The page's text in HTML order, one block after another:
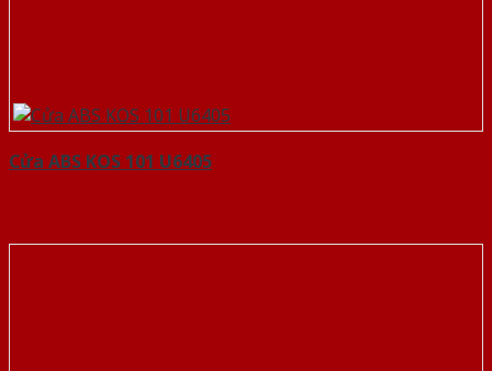
Cửa ABS KOS 101 U6405